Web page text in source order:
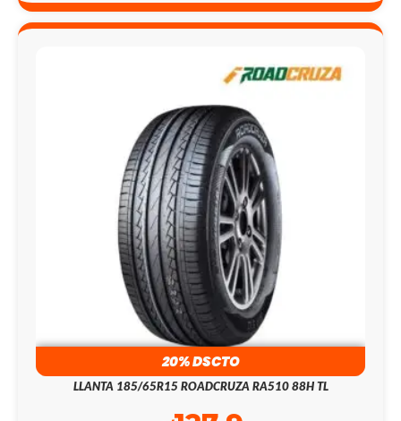
20% DSCTO
LLANTA 185/65R15 ROADCRUZA RA510 88H TL